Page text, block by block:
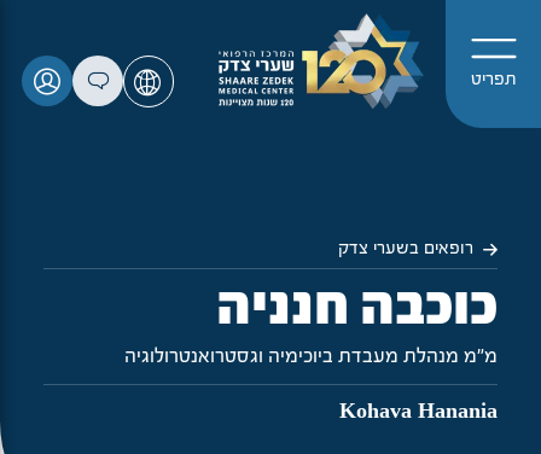
תפריט
רופאים בשערי צדק
כוכבה חנניה
מ"מ מנהלת מעבדת ביוכימיה וגסטרואנטרולוגיה
Kohava Hanania